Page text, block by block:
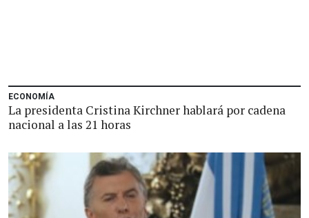
ECONOMÍA
La presidenta Cristina Kirchner hablará por cadena
nacional a las 21 horas